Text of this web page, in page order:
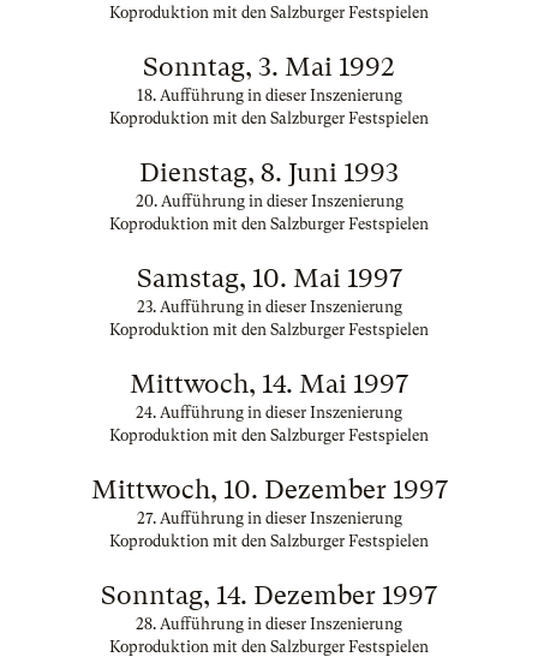
Koproduktion mit den Salzburger Festspielen
Sonntag, 3. Mai 1992
18. Aufführung in dieser Inszenierung
Koproduktion mit den Salzburger Festspielen
Dienstag, 8. Juni 1993
20. Aufführung in dieser Inszenierung
Koproduktion mit den Salzburger Festspielen
Samstag, 10. Mai 1997
23. Aufführung in dieser Inszenierung
Koproduktion mit den Salzburger Festspielen
Mittwoch, 14. Mai 1997
24. Aufführung in dieser Inszenierung
Koproduktion mit den Salzburger Festspielen
Mittwoch, 10. Dezember 1997
27. Aufführung in dieser Inszenierung
Koproduktion mit den Salzburger Festspielen
Sonntag, 14. Dezember 1997
28. Aufführung in dieser Inszenierung
Koproduktion mit den Salzburger Festspielen